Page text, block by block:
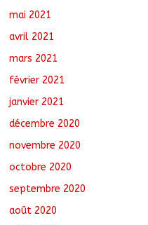
mai 2021
avril 2021
mars 2021
février 2021
janvier 2021
décembre 2020
novembre 2020
octobre 2020
septembre 2020
août 2020